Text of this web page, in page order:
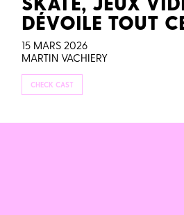
DÉVOILE TOUT
15 MARS 2026
MARTIN VACHIERY
CHECK CAST